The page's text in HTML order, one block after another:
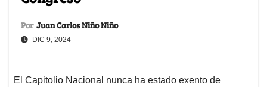
Por Juan Carlos Niño Niño
DIC 9, 2024
El Capitolio Nacional nunca ha estado exento de